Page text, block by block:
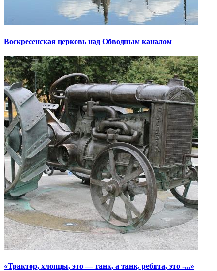
Воскресенская церковь над Обводным каналом
«Трактор, хлопцы, это — танк, а танк, ребята, это -...»